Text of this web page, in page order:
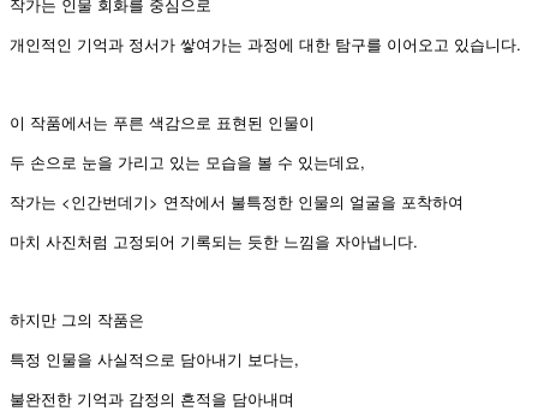
개인적인 기억과 정서가 쌓여가는 과정에 대한 탐구를 이어오고 있습니다.
이 작품에서는 푸른 색감으로 표현된 인물이
두 손으로 눈을 가리고 있는 모습을 볼 수 있는데요,
작가는 <인간번데기> 연작에서 불특정한 인물의 얼굴을 포착하여
마치 사진처럼 고정되어 기록되는 듯한 느낌을 자아냅니다.
하지만 그의 작품은
특정 인물을 사실적으로 담아내기 보다는,
불완전한 기억과 감정의 흔적을 담아내며